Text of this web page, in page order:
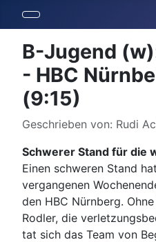
B-Jugend
- HBC
(9:15)
Details
Geschrieben von: Rudi
Schwerer Stand für die
Einen schweren Stand
vergangenen
den HBC Nürnberg.
Rodler, die
tat sich das Team von